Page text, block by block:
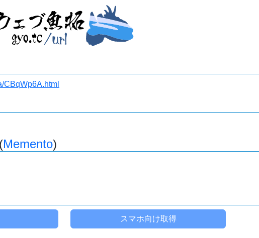
CBqWp6A.html
Memento)